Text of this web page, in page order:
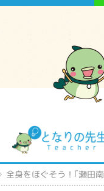
ざる滋賀
全身をほぐそう！｢瀬田